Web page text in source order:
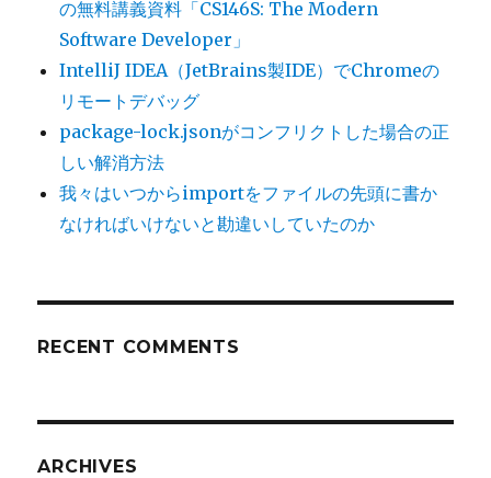
の無料講義資料「CS146S: The Modern
Software Developer」
IntelliJ IDEA（JetBrains製IDE）でChromeの
リモートデバッグ
package-lock.jsonがコンフリクトした場合の正
しい解消方法
我々はいつからimportをファイルの先頭に書か
なければいけないと勘違いしていたのか
RECENT COMMENTS
ARCHIVES